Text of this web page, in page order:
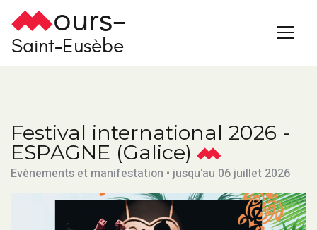
ours-
Saint-Eusèbe
Festival international 2026 -
ESPAGNE (Galice)
Evènements et manifestation • jusqu'au 06 juillet 2026